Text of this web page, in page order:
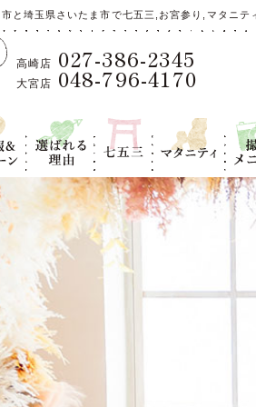
と埼玉県さいたま市で七五三,お宮参り,マタニ
高崎店 027-386-2345
大宮店 048-796-4170
キ
選ばれる理
由
七五三 マタニティ
撮影
ー